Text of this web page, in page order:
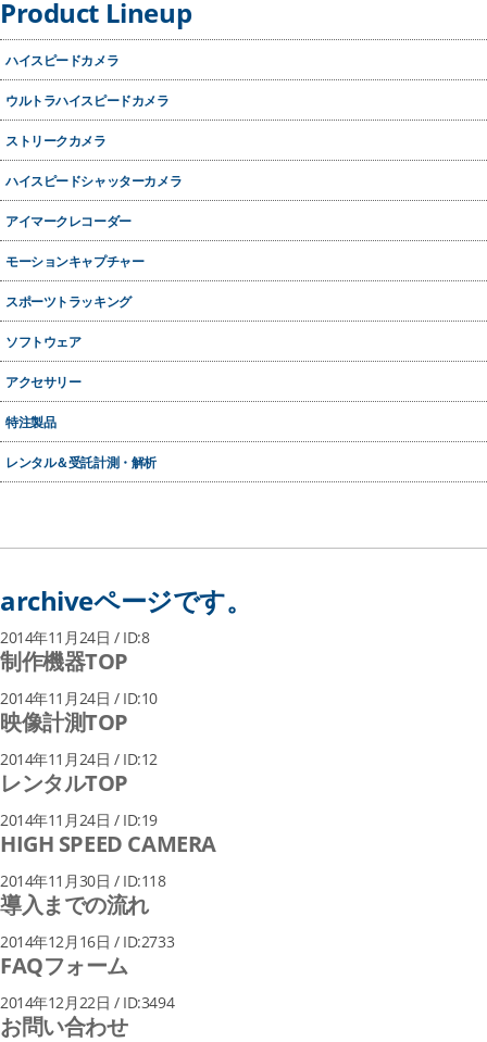
Product Lineup
ハイスピードカメラ
ウルトラハイスピードカメラ
ストリークカメラ
ハイスピードシャッターカメラ
アイマークレコーダー
モーションキャプチャー
スポーツトラッキング
ソフトウェア
アクセサリー
特注製品
レンタル＆受託計測・解析
archiveページです。
2014年11月24日 / ID:8
制作機器TOP
2014年11月24日 / ID:10
映像計測TOP
2014年11月24日 / ID:12
レンタルTOP
2014年11月24日 / ID:19
HIGH SPEED CAMERA
2014年11月30日 / ID:118
導入までの流れ
2014年12月16日 / ID:2733
FAQフォーム
2014年12月22日 / ID:3494
お問い合わせ